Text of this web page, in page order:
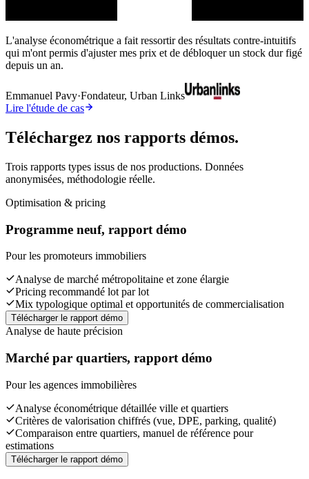
L'analyse économétrique a fait ressortir des résultats contre-intuitifs
qui m'ont permis d'ajuster mes prix et de débloquer un stock dur figé
depuis un an.
Emmanuel Pavy·Fondateur, Urban Links
Lire l'étude de cas
Téléchargez nos rapports démos.
Trois rapports types issus de nos productions. Données
anonymisées, méthodologie réelle.
Optimisation & pricing
Programme neuf, rapport démo
Pour les promoteurs immobiliers
Analyse de marché métropolitaine et zone élargie
Pricing recommandé lot par lot
Mix typologique optimal et opportunités de commercialisation
Télécharger le rapport démo
Analyse de haute précision
Marché par quartiers, rapport démo
Pour les agences immobilières
Analyse économétrique détaillée ville et quartiers
Critères de valorisation chiffrés (vue, DPE, parking, qualité)
Comparaison entre quartiers, manuel de référence pour
estimations
Télécharger le rapport démo